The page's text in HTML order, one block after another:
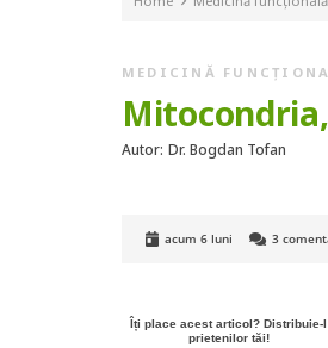
MEDICINĂ
Autor: Dr. Bogdan Tofan
acum 6 luni 3